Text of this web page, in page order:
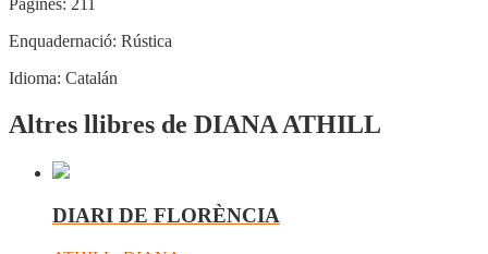
Pàgines: 211
Enquadernació: Rústica
Idioma: Catalán
Altres llibres de DIANA ATHILL
DIARI DE FLORÈNCIA